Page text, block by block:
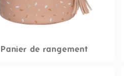
Panier de rangement